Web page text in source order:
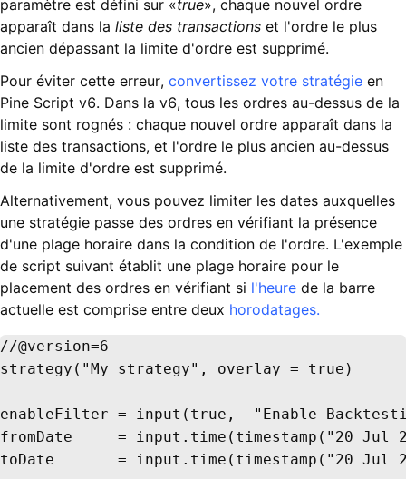
paramètre est défini sur «true», chaque nouvel ordre
apparaît dans la liste des transactions et l'ordre le plus
ancien dépassant la limite d'ordre est supprimé.
Pour éviter cette erreur, convertissez votre stratégie en
Pine Script v6. Dans la v6, tous les ordres au-dessus de la
limite sont rognés : chaque nouvel ordre apparaît dans la
liste des transactions, et l'ordre le plus ancien au-dessus
de la limite d'ordre est supprimé.
Alternativement, vous pouvez limiter les dates auxquelles
une stratégie passe des ordres en vérifiant la présence
d'une plage horaire dans la condition de l'ordre. L'exemple
de script suivant établit une plage horaire pour le
placement des ordres en vérifiant si l'heure de la barre
actuelle est comprise entre deux horodatages.
//@version=6
strategy("My strategy", overlay = true)
enableFilter = input(true,  "Enable
fromDate     = input.time(timestamp("20 Jul
toDate       = input.time(timestamp("20 Jul